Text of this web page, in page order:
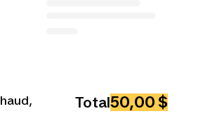
Total50,00 $